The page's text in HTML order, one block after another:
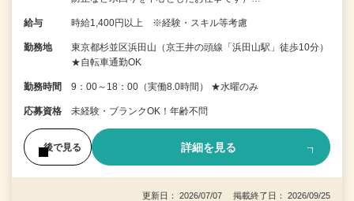
給与 時給1,400円以上 ※経験・スキル等考慮
勤務地
東京都杉並区浜田山（京王井の頭線「浜田山駅」徒歩10分）
★自転車通勤OK
勤務時間 9：00～18：00（実働8.0時間） ★水曜のみ
応募資格 未経験・ブランクOK！年齢不問
後で見る 詳細を見る
更新日： 2026/07/07 掲載終了日： 2026/09/25